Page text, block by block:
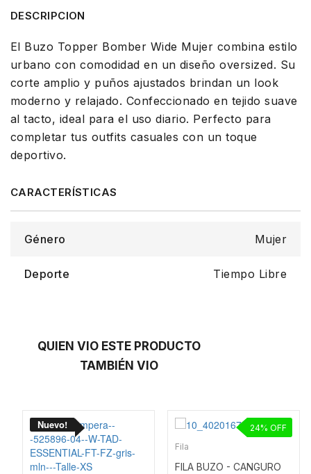
DESCRIPCION
El Buzo Topper Bomber Wide Mujer combina estilo
urbano con comodidad en un diseño oversized. Su
corte amplio y puños ajustados brindan un look
moderno y relajado. Confeccionado en tejido suave
al tacto, ideal para el uso diario. Perfecto para
completar tus outfits casuales con un toque
deportivo.
Género Mujer
Deporte Tiempo Libre
QUIEN VIO ESTE PRODUCTO
TAMBIÉN VIO
Fila
FILA BUZO - CANGURO
24